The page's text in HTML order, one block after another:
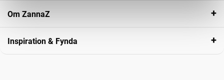
Om ZannaZ
Inspiration & Fynda